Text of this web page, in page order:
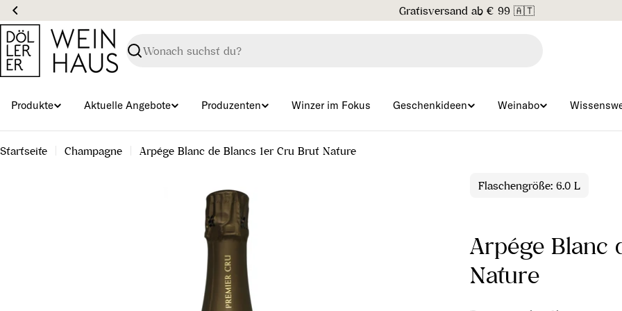
Zum
Inhalt
springen
Gratisversand ab € 99 🇦🇹
Suchen
Produkte Aktuelle Angebote Produzenten Winzer im Fokus Geschenkideen Weinabo
Startseite Champagne Arpége Blanc de Blancs 1er Cru Brut Nature
Flaschengröße: 6.0 L
Arpége Blanc
Nature